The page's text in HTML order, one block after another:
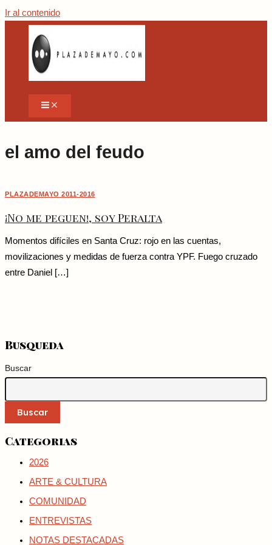
Ir al contenido
el amo del feudo
PLAZADEMAYO 2011-2016
¡No me peguen!, soy Peralta
Momentos difíciles en Santa Cruz: rojo en las cuentas,
movilizaciones y medidas de fuerza contra YPF. Fuego cruzado
entre Daniel […]
Busqueda
Buscar
Buscar
Categorias
2026
ARTE & CULTURA
COMUNIDAD
ENTREVISTAS
NOTAS DESTACADAS